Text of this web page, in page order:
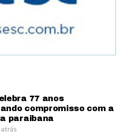
77 anos
compromisso com a
paraibana